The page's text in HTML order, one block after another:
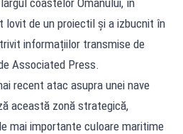
lovit de un proiectil și a izbucnit în
informațiilor transmise de
Associated Press.
recent atac asupra unei nave
această zonă strategică,
mai importante culoare maritime